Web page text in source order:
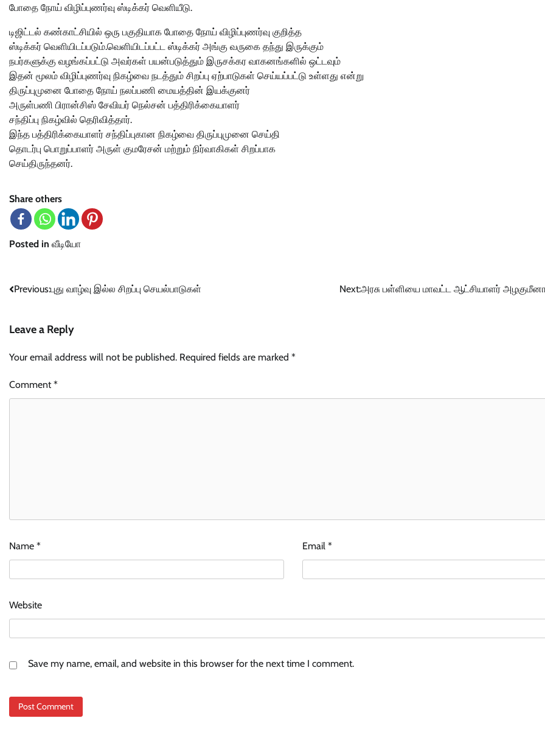
போதை நோய் விழிப்புணர்வு ஸ்டிக்கர் வெளியீடு.
டிஜிட்டல் கண்காட்சியில் ஒரு பகுதியாக போதை நோய் விழிப்புணர்வு குறித்த
ஸ்டிக்கர் வெளியிடப்படும்.வெளியிடப்பட்ட ஸ்டிக்கர் அங்கு வருகை தந்து இருக்கும்
நபர்களுக்கு வழங்கப்பட்டு அவர்கள் பயன்படுத்தும் இருசக்கர வாகனங்களில் ஒட்டவும்
இதன் மூலம் விழிப்புணர்வு நிகழ்வை நடத்தும் சிறப்பு ஏற்பாடுகள் செய்யப்பட்டு உள்ளது என்று
திருப்புமுனை போதை நோய் நலப்பணி மையத்தின் இயக்குனர்
அருள்பணி பிரான்சிஸ் சேவியர் நெல்சன் பத்திரிக்கையாளர்
சந்திப்பு நிகழ்வில் தெரிவித்தார்.
இந்த பத்திரிக்கையாளர் சந்திப்புகான நிகழ்வை திருப்புமுனை செய்தி
தொடர்பு பொறுப்பாளர் அருள் குமரேசன் மற்றும் நிர்வாகிகள் சிறப்பாக
செய்திருந்தனர்.
Share others
Posted in வீடியோ
Post
Previous:புது வாழ்வு இல்ல சிறப்பு செயல்பாடுகள் Next:அரசு பள்ளியை மாவட்ட ஆட்சியாளர்
Leave a Reply
Your email address will not be published. Required fields are marked *
Comment*
Name * Email*
Website
Save my name, email, and website in this browser for the next time I comment.